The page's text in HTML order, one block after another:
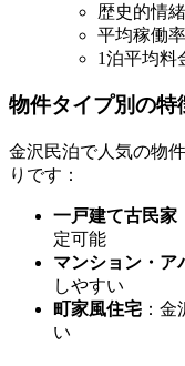
歴史的情
平均稼働
1泊平均料
物件タイプ別の特
金沢民泊で人気の物
りです：
一戸建て古民家
定可能
マンション・ア
しやすい
町家風住宅 ：
い